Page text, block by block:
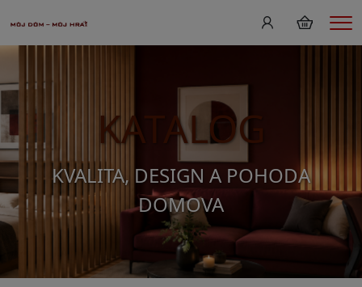
KATALOG
KVALITA, DESIGN A POHODA
DOMOVA